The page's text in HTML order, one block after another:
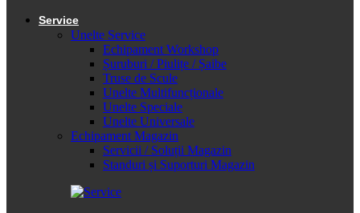
Service
Unelte Service
Echipament Workshop
Șuruburi / Piulițe / Șaibe
Truse de Scule
Unelte Multifuncționale
Unelte Speciale
Unelte Universale
Echipament Magazin
Servicii / Soluții Magazin
Standuri și Suporturi Magazin